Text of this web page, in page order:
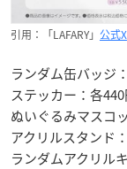
引用：「LAFARY」 公式X
ランダム缶バッジ
ステッカー：各
ぬいぐるみマスコ
アクリルスタンド
ランダムアクリル